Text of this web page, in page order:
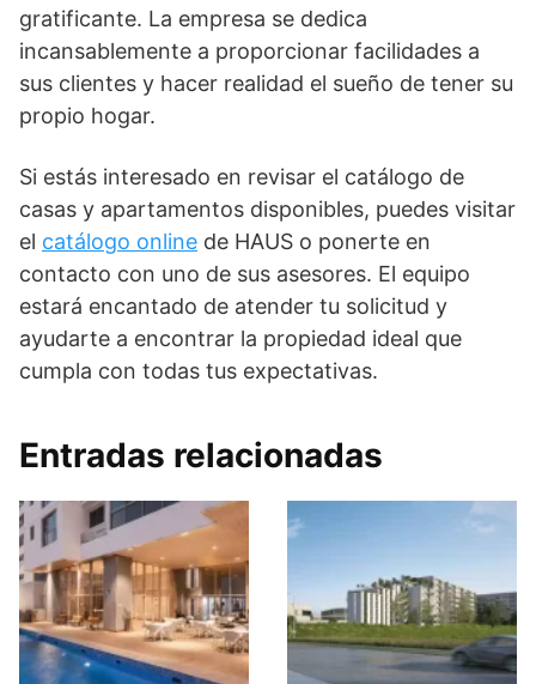
gratificante. La empresa se dedica
incansablemente a proporcionar facilidades a
sus clientes y hacer realidad el sueño de tener su
propio hogar.
Si estás interesado en revisar el catálogo de
casas y apartamentos disponibles, puedes visitar
el catálogo online de HAUS o ponerte en
contacto con uno de sus asesores. El equipo
estará encantado de atender tu solicitud y
ayudarte a encontrar la propiedad ideal que
cumpla con todas tus expectativas.
Entradas relacionadas